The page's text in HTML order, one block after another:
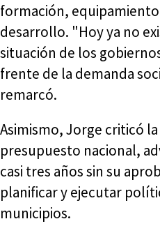
formación,
desarrollo. "Hoy ya no
situación de los
frente de la demanda
remarcó.
Asimismo, Jorge criticó
presupuesto nacional,
casi tres años sin su
planificar y ejecutar
municipios.